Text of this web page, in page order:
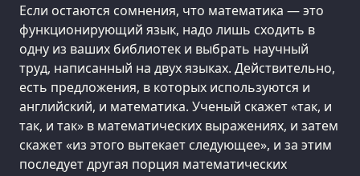
Если остаются сомнения, что математика — это
функционирующий язык, надо лишь сходить в
одну из ваших библиотек и выбрать научный
труд, написанный на двух языках. Действительно,
есть предложения, в которых используются и
английский, и математика. Ученый скажет «так, и
так, и так» в математических выражениях, и затем
скажет «из этого вытекает следующее», и за этим
последует другая порция математических